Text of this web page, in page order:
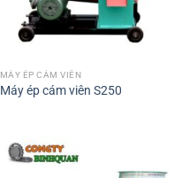
MÁY ÉP CÁM VIÊN
Máy ép cám viên S250